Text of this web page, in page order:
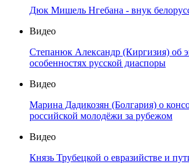
Дюк Мишель Нгебана - внук
Видео
Степанюк Александр (Киргизия) об
особенностях русской диаспоры
Видео
Марина Дадикозян (Болгария) о
российской молодёжи за рубежом
Видео
Князь Трубецкой о евразийстве и